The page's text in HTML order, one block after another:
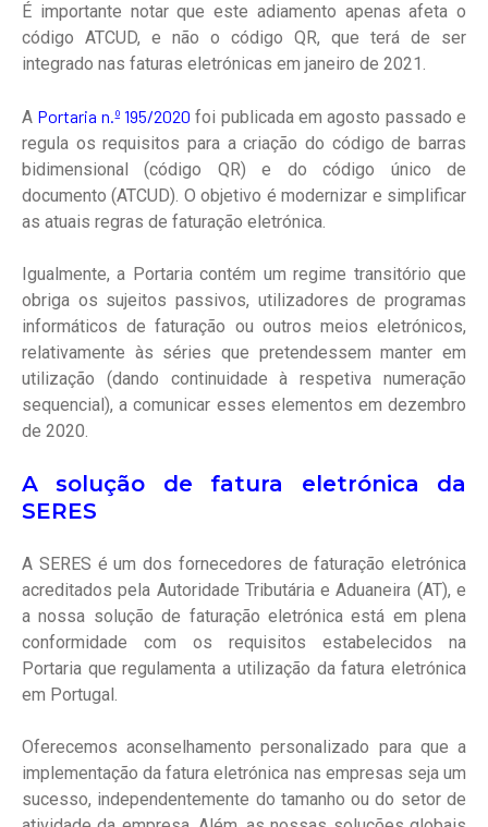
É importante notar que este adiamento apenas afeta o
código ATCUD, e não o código QR, que terá de ser
integrado nas faturas eletrónicas em janeiro de 2021.
A Portaria n.º 195/2020 foi publicada em agosto passado e
regula os requisitos para a criação do código de barras
bidimensional (código QR) e do código único de
documento (ATCUD). O objetivo é modernizar e simplificar
as atuais regras de faturação eletrónica.
Igualmente, a Portaria contém um regime transitório que
obriga os sujeitos passivos, utilizadores de programas
informáticos de faturação ou outros meios eletrónicos,
relativamente às séries que pretendessem manter em
utilização (dando continuidade à respetiva numeração
sequencial), a comunicar esses elementos em dezembro
de 2020.
A solução de fatura eletrónica da
SERES
A SERES é um dos fornecedores de faturação eletrónica
acreditados pela Autoridade Tributária e Aduaneira (AT), e
a nossa solução de faturação eletrónica está em plena
conformidade com os requisitos estabelecidos na
Portaria que regulamenta a utilização da fatura eletrónica
em Portugal.
Oferecemos aconselhamento personalizado para que a
implementação da fatura eletrónica nas empresas seja um
sucesso, independentemente do tamanho ou do setor de